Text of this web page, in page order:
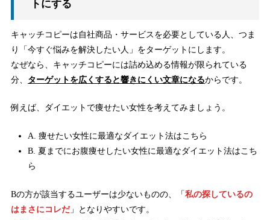
トにする
キャッチコピーは自社商品・サービスを必要としている人、つま
り「今すぐ悩みを解決したい人」をターゲットにします。
なぜなら、キャッチコピーには詰め込める情報が限られている
分、 ターゲットを広くすると響きにくい文章になるからです。
例えば、ダイエットで痩せたい女性を考えてみましょう。
A. 痩せたい女性に最適なダイエット法はこちら
B. 夏までにお腹痩せしたい女性に最適なダイエット法はこち
ら
Bの方が該当するユーザーは少ないものの、「 私の探しているの
はまさにコレだ」となりやすいです。